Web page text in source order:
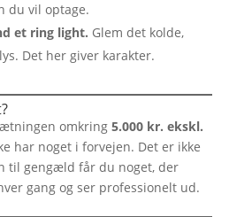
du vil optage.
et ring light. Glem det kolde,
Det her giver karakter.
omkring 5.000 kr. ekskl.
har noget i forvejen. Det er ikke
til gengæld får du noget, der
gang og ser professionelt ud.